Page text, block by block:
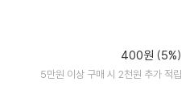
400원 (5%)
5만원 이상 구매 시 2천원 추가 적립